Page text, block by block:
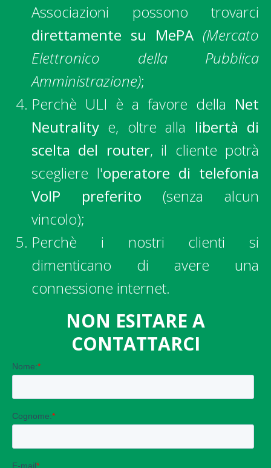
Associazioni possono trovarci
direttamente su MePA (Mercato
Elettronico della Pubblica
Amministrazione);
Perchè ULI è a favore della Net
Neutrality e, oltre alla libertà di
scelta del router, il cliente potrà
scegliere l'operatore di telefonia
VoIP preferito (senza alcun
vincolo);
Perchè i nostri clienti si
dimenticano di avere una
connessione internet.
NON ESITARE A
CONTATTARCI